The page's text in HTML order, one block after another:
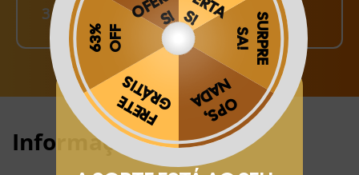
3
pague o Frete e receba em sua casa
Informações:
Obrigado por se cadastrar na
Aproveite e receba as novidades e ofertas exclusivas da